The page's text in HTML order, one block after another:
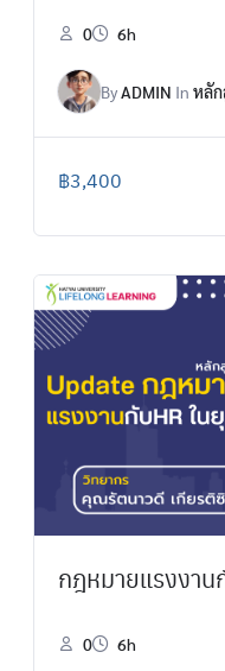
0 6h
ByADMIN In หลั
฿3,400
กฎหมายแรงงาน
0 6h